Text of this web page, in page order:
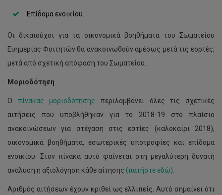
Επίδομα ενοικίου.
Οι δικαιούχοι για τα οικονομικά βοηθήματα του Σωματείου
Ευημερίας Φοιτητών θα ανακοινωθούν αμέσως μετά τις εορτές,
μετά από σχετική απόφαση του Σωματείου.
Μοριοδότηση
Ο πίνακας μοριοδότησης περιλαμβάνει όλες τις σχετικές
αιτήσεις που υποβλήθηκαν για το 2018-19 στο πλαίσιο
ανακοινώσεων για στέγαση στις εστίες (καλοκαίρι 2018),
οικονομικά βοηθήματα, εσωτερικές υποτροφίες και επίδομα
ενοικίου. Στον πίνακα αυτό φαίνεται στη μεγαλύτερη δυνατή
ανάλυση η αξιολόγηση κάθε αίτησης (πατήστε εδώ).
Αριθμός αιτήσεων έχουν κριθεί ως ελλιπείς. Αυτό σημαίνει ότι